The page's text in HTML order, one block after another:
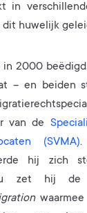
in
huwelijk
in 2000
– en beiden
van de
(SVMA).
hij zich
zet hij de
waarmee